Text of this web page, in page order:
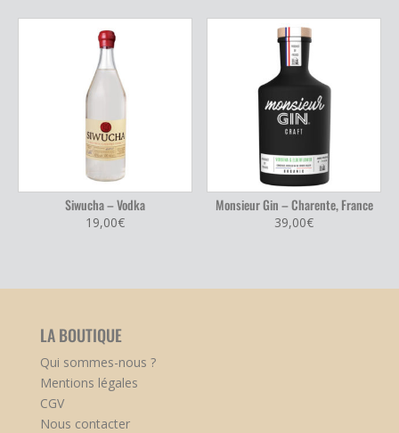
Siwucha – Vodka
19,00€
Monsieur Gin – Charente, France
39,00€
LA BOUTIQUE
Qui sommes-nous ?
Mentions légales
CGV
Nous contacter